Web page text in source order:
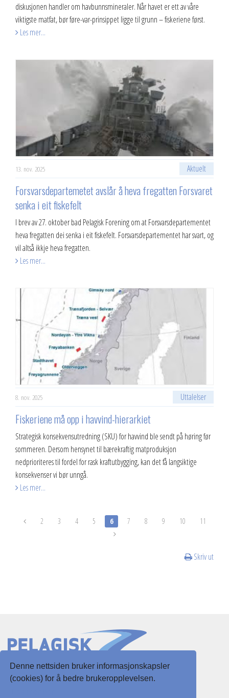
Denne nettsiden bruker informasjonskapsler
(cookies) for å bedre brukeropplevelsen.
diskusjonen handler om havbunnsmineraler. Når havet er ett av våre
viktigste matfat, bør føre-var-prinsippet ligge til grunn – fiskeriene først.
Les mer...
13. nov. 2025 Aktuelt
Forsvarsdepartemetet avslår å heva fregatten Forsvaret
senka i eit fiskefelt
I brev av 27. oktober bad Pelagisk Forening om at Forsvarsdepartementet
heva fregatten dei senka i eit fiskefelt. Forsvarsdepartementet har svart, og
vil altså ikkje heva fregatten.
Les mer...
8. nov. 2025 Uttalelser
Fiskeriene må opp i havvind-hierarkiet
Strategisk konsekvensutredning (SKU) for havvind ble sendt på høring før
sommeren. Dersom hensynet til bærekraftig matproduksjon
nedprioriteres til fordel for rask kraftutbygging, kan det få langsiktige
konsekvenser vi bør unngå.
Les mer...
2 3 4 5 6 7 8 9 10 11
Skriv ut
Slottsgaten 3